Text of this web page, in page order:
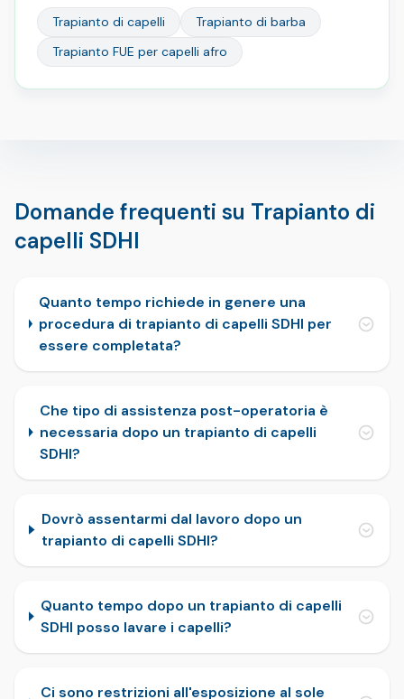
Trapianto di capelli
Trapianto di barba
Trapianto FUE per capelli afro
Domande frequenti su Trapianto di
capelli SDHI
Quanto tempo richiede in genere una
procedura di trapianto di capelli SDHI per
essere completata?
Che tipo di assistenza post-operatoria è
necessaria dopo un trapianto di capelli
SDHI?
Dovrò assentarmi dal lavoro dopo un
trapianto di capelli SDHI?
Quanto tempo dopo un trapianto di capelli
SDHI posso lavare i capelli?
Ci sono restrizioni all'esposizione al sole